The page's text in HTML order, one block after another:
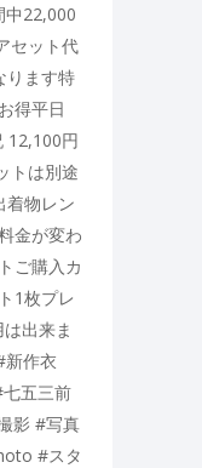
22,000
セット代
ります特
得平日
12,100円
トは別途
物レン
金が変わ
ご購入カ
1枚プレ
出来ま
作衣
五三前
影 #写真
#スタ